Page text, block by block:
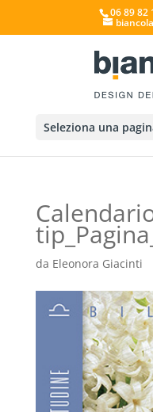
06 89 82
Seleziona una
da Eleonora Giacinti